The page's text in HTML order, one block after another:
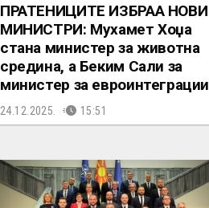
ПРАТЕНИЦИТЕ ИЗБРАА НОВИ
МИНИСТРИ: Мухамет Хоџа
стана министер за животна
средина, а Беким Сали за
министер за евроинтеграции
24.12.2025. 15:51